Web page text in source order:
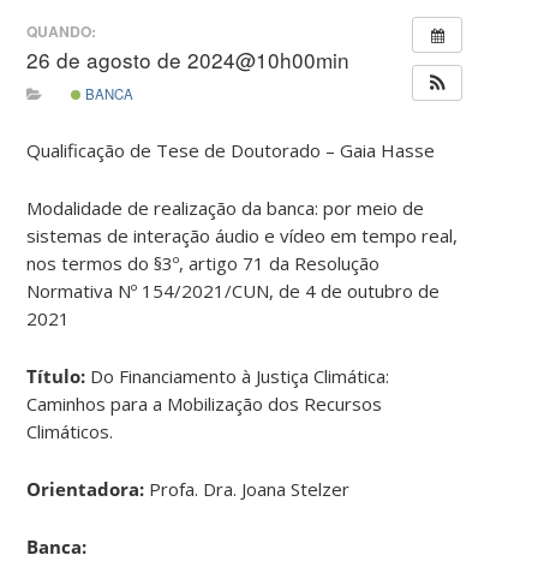
QUANDO:
26 de agosto de 2024@10h00min
BANCA
Qualificação de Tese de Doutorado – Gaia Hasse
Modalidade de realização da banca: por meio de
sistemas de interação áudio e vídeo em tempo real,
nos termos do §3º, artigo 71 da Resolução
Normativa Nº 154/2021/CUN, de 4 de outubro de
2021
Título: Do Financiamento à Justiça Climática:
Caminhos para a Mobilização dos Recursos
Climáticos.
Orientadora: Profa. Dra. Joana Stelzer
Banca: